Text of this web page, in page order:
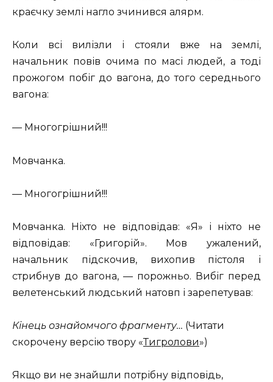
краєчку землі нагло зчинився алярм.
Коли всі вилізли і стояли вже на землі,
начальник повів очима по масі людей, а тоді
прожогом побіг до вагона, до того середнього
вагона:
— Многогрішний!!!
Мовчанка.
— Многогрішний!!!
Мовчанка. Ніхто не відповідав: «Я» і ніхто не
відповідав: «Григорій». Мов ужалений,
начальник підскочив, вихопив пістоля і
стрибнув до вагона, — порожньо. Вибіг перед
велетенський людський натовп і зарепетував:
Кінець ознайомчого фрагменту… (Читати
скорочену версію твору «Тигролови»)
Якщо ви не знайшли потрібну відповідь,